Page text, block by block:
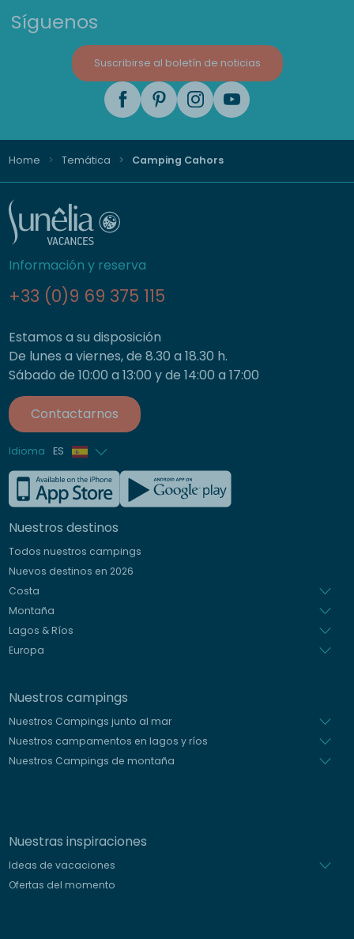
Síguenos
Suscribirse al boletín de noticias
Home Temática Camping Cahors
Información y reserva
+33 (0)9 69 375 115
Estamos a su disposición
De lunes a viernes, de 8.30 a 18.30 h.
Sábado de 10:00 a 13:00 y de 14:00 a 17:00
Contactarnos
Idioma ES
Francés
Inglés
Alemán
Nuestros destinos
Todos nuestros campings
Nuevos destinos en 2026
Costa
Montaña
Lagos & Ríos
Europa
Nuestros campings
Nuestros Campings junto al mar
Nuestros campamentos en lagos y ríos
Nuestros Campings de montaña
Nuestras inspiraciones
Ideas de vacaciones
Ofertas del momento